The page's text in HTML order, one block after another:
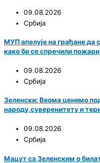
09.08.2026
Србија
МУП апелује на грађане да
како би се спречили пожари
09.08.2026
Србија
Зеленски: Веома ценимо
народу,суверенитету и
09.08.2026
Србија
Мацут са Зеленским о